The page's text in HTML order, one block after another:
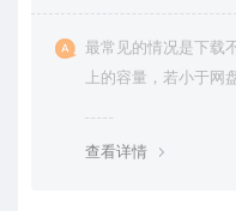
最常见的情况是下载
上的容量，若小于网
查看详情